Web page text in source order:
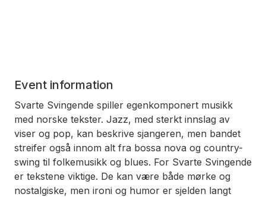
Event information
Svarte Svingende spiller egenkomponert musikk
med norske tekster. Jazz, med sterkt innslag av
viser og pop, kan beskrive sjangeren, men bandet
streifer også innom alt fra bossa nova og country-
swing til folkemusikk og blues. For Svarte Svingende
er tekstene viktige. De kan være både mørke og
nostalgiske, men ironi og humor er sjelden langt